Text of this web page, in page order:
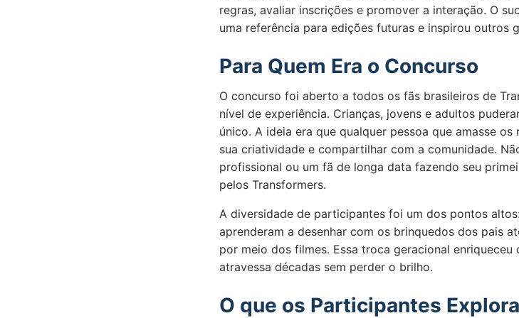
regras, avaliar inscrições e promover a interação. O
uma referência para edições futuras e inspirou outros
Para Quem Era o Concurso
O concurso foi aberto a todos os fãs brasileiros de
nível de experiência. Crianças, jovens e adultos
único. A ideia era que qualquer pessoa que amasse
sua criatividade e compartilhar com a comunidade.
profissional ou um fã de longa data fazendo seu
pelos Transformers.
A diversidade de participantes foi um dos pontos
aprenderam a desenhar com os brinquedos dos pais
por meio dos filmes. Essa troca geracional
atravessa décadas sem perder o brilho.
O que os Participantes